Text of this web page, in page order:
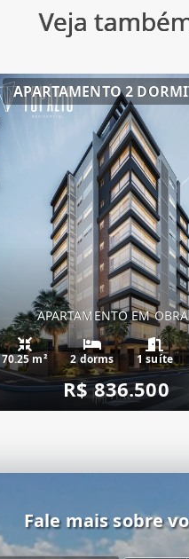
Veja
APARTAMENTO 2
APARTAMENTO EM
70.25 m² 2 dorms 1 suíte
R$ 836.500
Fale mais sobre